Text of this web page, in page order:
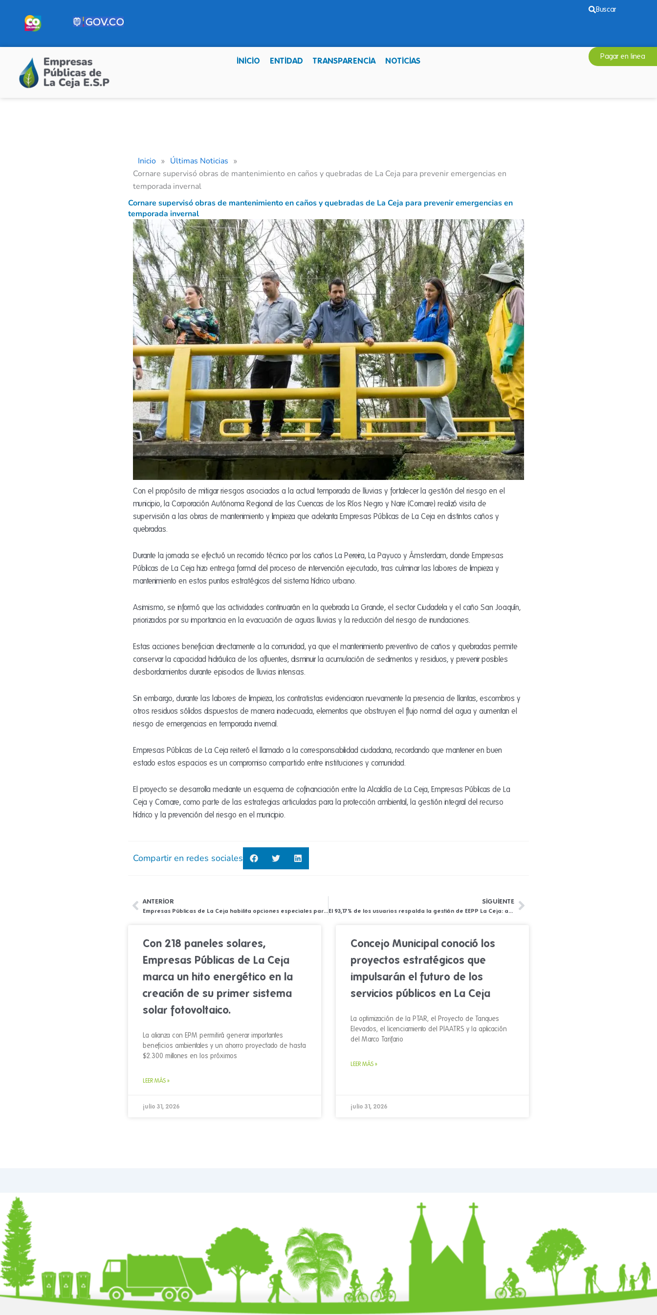
contenido
Buscar
INICIO ENTIDAD TRANSPARENCIA NOTICIAS Pagar en linea
Inicio » Últimas Noticias »
Cornare supervisó obras de mantenimiento en caños y quebradas de La Ceja para prevenir emergencias en
temporada invernal
Cornare supervisó obras de mantenimiento en caños y quebradas de La Ceja para prevenir emergencias en
temporada invernal
Con el propósito de mitigar riesgos asociados a la actual temporada de lluvias y fortalecer la gestión del riesgo en el
municipio, la Corporación Autónoma Regional de las Cuencas de los Ríos Negro y Nare (Cornare) realizó visita de
supervisión a las obras de mantenimiento y limpieza que adelanta Empresas Públicas de La Ceja en distintos caños y
quebradas.
Durante la jornada se efectuó un recorrido técnico por los caños La Pereira, La Payuco y Ámsterdam, donde Empresas
Públicas de La Ceja hizo entrega formal del proceso de intervención ejecutado, tras culminar las labores de limpieza y
mantenimiento en estos puntos estratégicos del sistema hídrico urbano.
Asimismo, se informó que las actividades continuarán en la quebrada La Grande, el sector Ciudadela y el caño San Joaquín,
priorizados por su importancia en la evacuación de aguas lluvias y la reducción del riesgo de inundaciones.
Estas acciones benefician directamente a la comunidad, ya que el mantenimiento preventivo de caños y quebradas permite
conservar la capacidad hidráulica de los afluentes, disminuir la acumulación de sedimentos y residuos, y prevenir posibles
desbordamientos durante episodios de lluvias intensas.
Sin embargo, durante las labores de limpieza, los contratistas evidenciaron nuevamente la presencia de llantas, escombros y
otros residuos sólidos dispuestos de manera inadecuada, elementos que obstruyen el flujo normal del agua y aumentan el
riesgo de emergencias en temporada invernal.
Empresas Públicas de La Ceja reiteró el llamado a la corresponsabilidad ciudadana, recordando que mantener en buen
estado estos espacios es un compromiso compartido entre instituciones y comunidad.
El proyecto se desarrolla mediante un esquema de cofinanciación entre la Alcaldía de La Ceja, Empresas Públicas de La
Ceja y Cornare, como parte de las estrategias articuladas para la protección ambiental, la gestión integral del recurso
hídrico y la prevención del riesgo en el municipio.
Compartir en redes sociales
AntANTERIOR
Empresas Públicas de La Ceja habilita opciones especiales para el pago de facturas vencidas a finales de diciembre
SIGUIENTE
El 93,17% de los usuarios respalda la gestión de EEPP La Ceja: acueducto y aseo lideran los niveles de satisfacción.Siguiente
Con 218 paneles solares,
Empresas Públicas de La Ceja
marca un hito energético en la
creación de su primer sistema
solar fotovoltaico.
La alianza con EPM permitirá generar importantes
beneficios ambientales y un ahorro proyectado de hasta
$2.300 millones en los próximos
LEER MÁS »
julio 31, 2026
Concejo Municipal conoció los
proyectos estratégicos que
impulsarán el futuro de los
servicios públicos en La Ceja
La optimización de la PTAR, el Proyecto de Tanques
Elevados, el licenciamiento del PIAATRS y la aplicación
del Marco Tarifario
LEER MÁS »
julio 31, 2026